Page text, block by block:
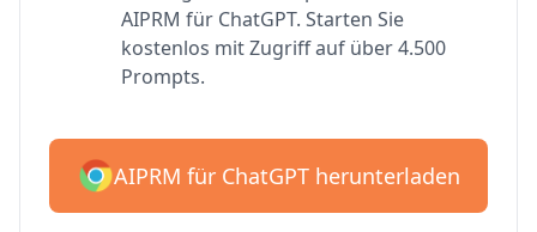
AIPRM für ChatGPT. Starten Sie
kostenlos mit Zugriff auf über 4.500
Prompts.
AIPRM für ChatGPT herunterladen